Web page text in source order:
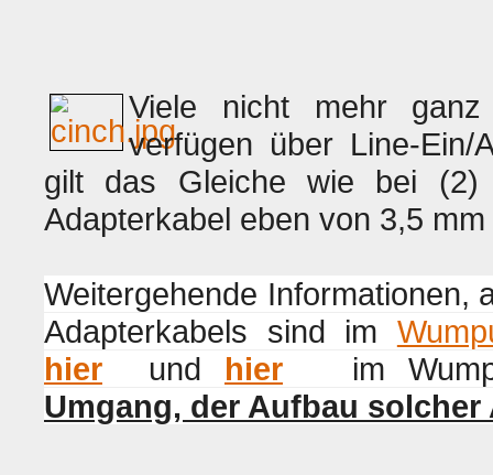
Viele nicht mehr
verfügen über Line-
gilt das Gleiche wie bei
Adapterkabel eben von 3,5
Weitergehende Informationen,
Adapterkabels sind im
hier
und hier
im
Umgang, der Aufbau